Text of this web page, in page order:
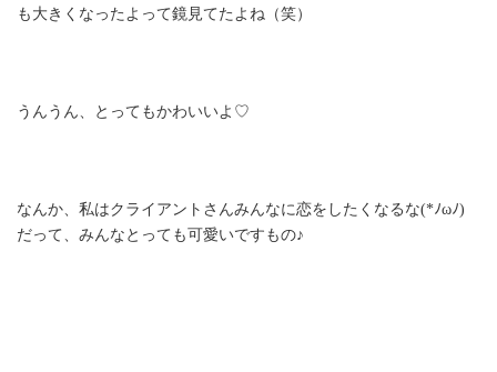
も大きくなったよって鏡見てたよね（笑）
うんうん、とってもかわいいよ♡
なんか、私はクライアントさんみんなに恋をしたくなるな(*ﾉωﾉ)
だって、みんなとっても可愛いですもの♪